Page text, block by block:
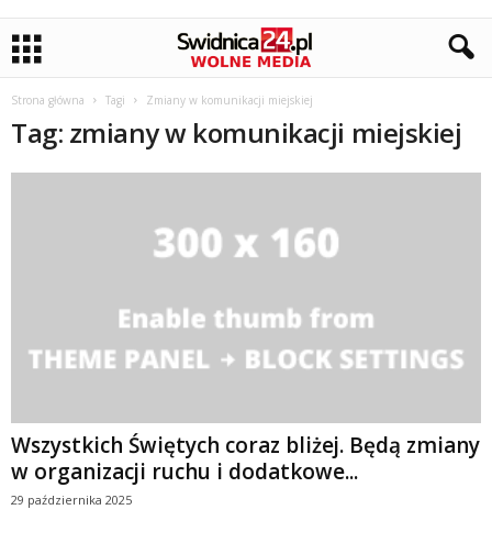
Strona główna Tagi Zmiany w komunikacji miejskiej
Tag: zmiany w komunikacji miejskiej
Wszystkich Świętych coraz bliżej. Będą zmiany
w organizacji ruchu i dodatkowe...
29 października 2025